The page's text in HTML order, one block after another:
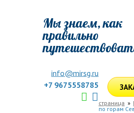
Мы знаем, как
правильно
info@mirsg.ru
+7 9675558785
страница
по горам